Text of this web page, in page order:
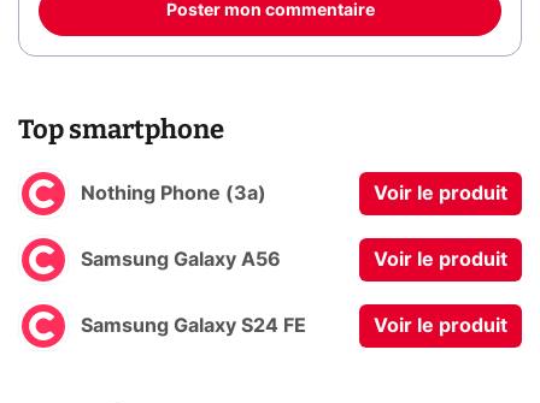
Poster mon commentaire
Top smartphone
Nothing Phone (3a) Voir le produit
Samsung Galaxy A56 Voir le produit
Samsung Galaxy S24 FE Voir le produit